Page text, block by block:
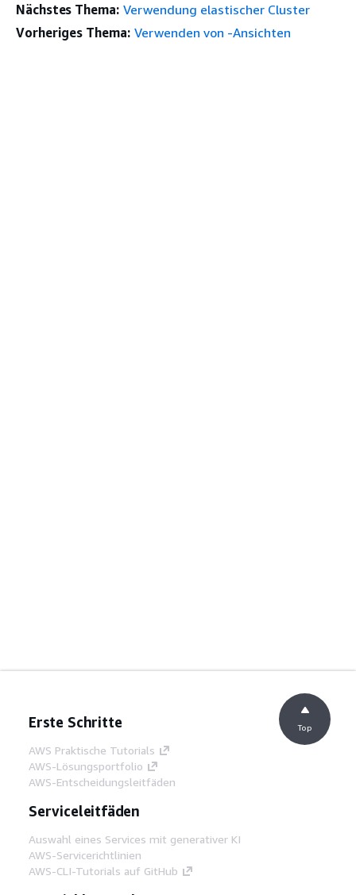
Nächstes Thema: Verwendung elastischer Cluster
Vorheriges Thema: Verwenden von -Ansichten
Erste Schritte
AWS Praktische Tutorials
AWS-Lösungsportfolio
AWS-Entscheidungsleitfäden
Serviceleitfäden
Auswahl eines Services mit generativer KI
AWS-Servicerichtlinien
AWS-CLI-Tutorials auf GitHub
Top